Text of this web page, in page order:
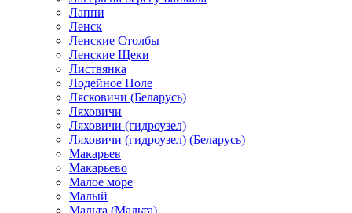
Лаппи
Ленск
Ленские Столбы
Ленские Щеки
Листвянка
Лодейное Поле
Лясковичи (Беларусь)
Ляховичи
Ляховичи (гидроузел)
Ляховичи (гидроузел) (Беларусь)
Макарьев
Макарьево
Малое море
Малый
Мальта (Мальта)